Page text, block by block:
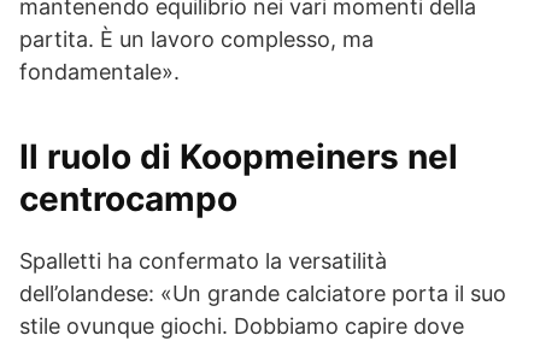
mantenendo equilibrio nei vari momenti della
partita. È un lavoro complesso, ma
fondamentale».
Il ruolo di Koopmeiners nel
centrocampo
Spalletti ha confermato la versatilità
dell’olandese: «Un grande calciatore porta il suo
stile ovunque giochi. Dobbiamo capire dove